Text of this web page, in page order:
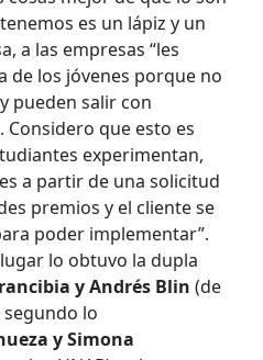
es un lápiz y un
a las empresas “les
de los jóvenes porque no
pueden salir con
que esto es
experimentan,
a partir de una solicitud
premios y el cliente se
poder implementar”.
lo obtuvo la dupla
y Andrés Blin (de
segundo lo
y Simona